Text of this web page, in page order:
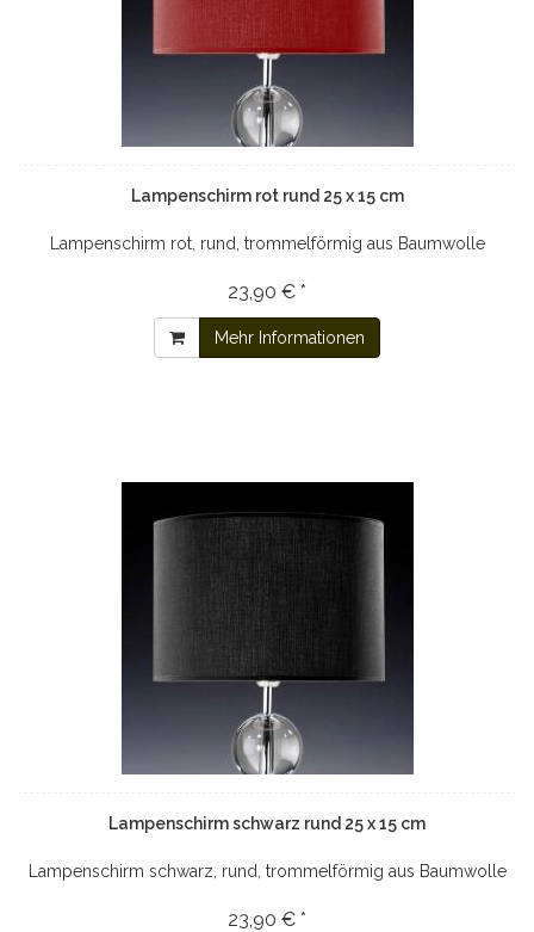
Lampenschirm rot rund 25 x 15 cm
Lampenschirm rot, rund, trommelförmig aus Baumwolle
23,90 € *
Mehr Informationen
Lampenschirm schwarz rund 25 x 15 cm
Lampenschirm schwarz, rund, trommelförmig aus Baumwolle
23,90 € *